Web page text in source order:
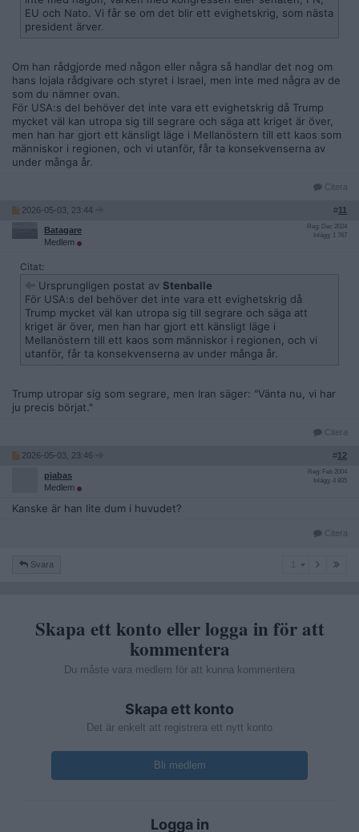
EU och Nato. Vi får se om det blir ett evighetskrig, som nästa
president ärver.
Om han rådgjorde med någon eller några så handlar det nog om
hans lojala rådgivare och styret i Israel, men inte med några av de
som du nämner ovan.
För USA:s del behöver det inte vara ett evighetskrig då Trump
mycket väl kan utropa sig till segrare och säga att kriget är över,
men han har gjort ett känsligt läge i Mellanöstern till ett kaos som
människor i regionen, och vi utanför, får ta konsekvenserna av
under många år.
Citera
2026-05-03, 23:44 #11
Batagare
Medlem
Reg: Dec 2024
Inlägg: 1 767
Citat:
Ursprungligen postat av Stenballe
För USA:s del behöver det inte vara ett evighetskrig då
Trump mycket väl kan utropa sig till segrare och säga att
kriget är över, men han har gjort ett känsligt läge i
Mellanöstern till ett kaos som människor i regionen, och vi
utanför, får ta konsekvenserna av under många år.
Trump utropar sig som segrare, men Iran säger: "Vänta nu, vi har
ju precis börjat."
Citera
2026-05-03, 23:46 #12
pjabas
Medlem
Reg: Feb 2004
Inlägg: 4 805
Kanske är han lite dum i huvudet?
Citera
Svara
Skapa ett konto eller logga in för att
kommentera
Du måste vara medlem för att kunna kommentera
Skapa ett konto
Det är enkelt att registrera ett nytt konto
Bli medlem
Logga in